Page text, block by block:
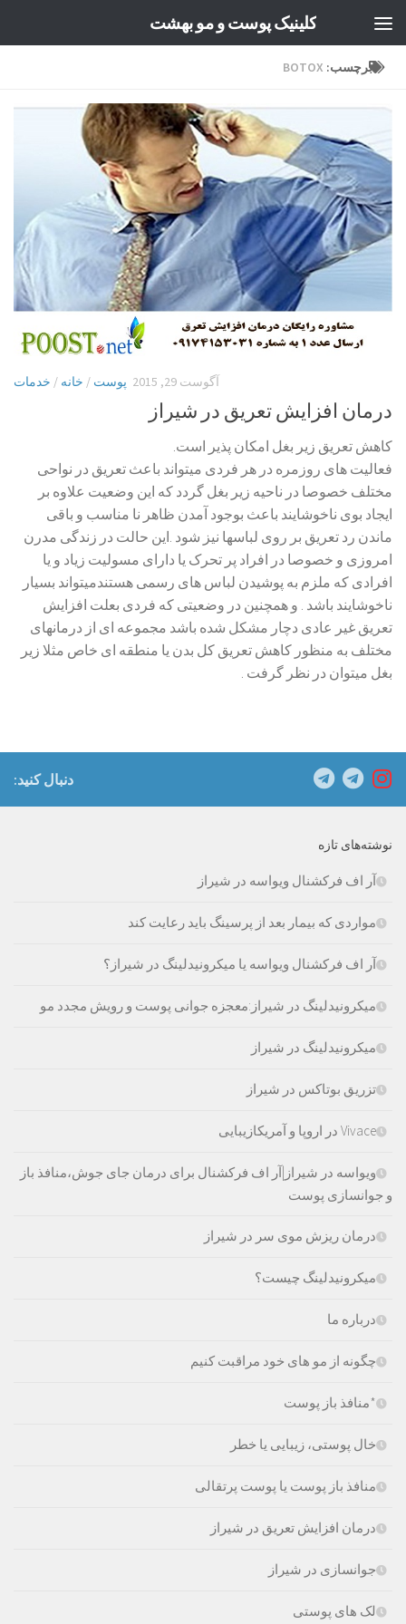
کلینیک پوست و مو بهشت
برچسب: BOTOX
پوست / خانه / خدمات آگوست 29, 2015
درمان افزایش تعریق در شیراز
کاهش تعریق زیر بغل امکان پذیر است.
فعالیت های روزمره در هر فردی میتواند باعث تعریق در نواحی
مختلف خصوصا در ناحیه زیر بغل گردد که این وضعیت علاوه بر
ایجاد بوی ناخوشایند باعث بوجود آمدن ظاهر نا مناسب و باقی
ماندن رد تعریق بر روی لباسها نیز شود .این حالت در زندگی مدرن
امروزی و خصوصا در افراد پر تحرک یا دارای مسولیت زیاد و یا
افرادی که ملزم به پوشیدن لباس های رسمی هستندمیتواند بسیار
ناخوشایند باشد . و همچنین در وضعیتی که فردی بعلت افزایش
تعریق غیر عادی دچار مشکل شده باشد مجموعه ای از درمانهای
مختلف به منظور کاهش تعریق کل بدن یا منطقه ای خاص مثلا زیر
بغل میتوان در نظر گرفت .
دنبال کنید:
نوشته‌های تازه
آر اف فرکشنال ویواسه در شیراز
مواردی که بیمار بعد از پرسینگ باید رعایت کند
آر اف فرکشنال ویواسه یا میکرونیدلینگ در شیراز؟
میکرونیدلینگ در شیراز:معجزه جوانی پوست و رویش مجدد مو
میکرونیدلینگ در شیراز
تزریق بوتاکس در شیراز
Vivace در اروپا و آمریکازیبایی
ویواسه در شیراز|آر اف فرکشنال برای درمان جای جوش،منافذ باز
و جوانسازی پوست
درمان ریزش موی سر در شیراز
میکرونیدلینگ چیست؟
درباره ما
چگونه از مو های خود مراقبت کنیم
*منافذ باز پوست
خال پوستی، زیبایی یا خطر
منافذ باز پوست یا پوست پرتقالی
درمان افزایش تعریق در شیراز
جوانسازی در شیراز
لک های پوستی